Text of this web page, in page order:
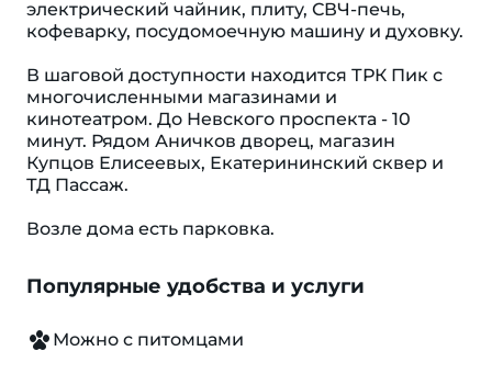
электрический чайник, плиту, СВЧ-печь,
кофеварку, посудомоечную машину и духовку.
В шаговой доступности находится ТРК Пик с
многочисленными магазинами и
кинотеатром. До Невского проспекта - 10
минут. Рядом Аничков дворец, магазин
Купцов Елисеевых, Екатерининский сквер и
ТД Пассаж.
Возле дома есть парковка.
Популярные удобства и услуги
Можно с питомцами